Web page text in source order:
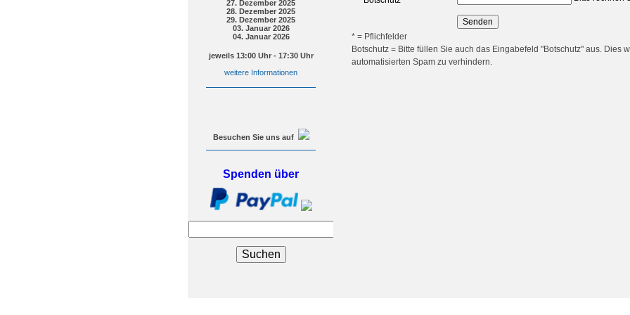
27. Dezember 2025
28. Dezember 2025
29. Dezember 2025
03. Januar 2026
04. Januar 2026
jeweils 13:00 Uhr - 17:30 Uhr
weitere Informationen
Besuchen Sie uns auf
Spenden über
* = Pflichfelder
Botschutz = Bitte füllen Sie auch das Eingabefeld "Botschutz" aus. Dies
automatisierten Spam zu verhindern.